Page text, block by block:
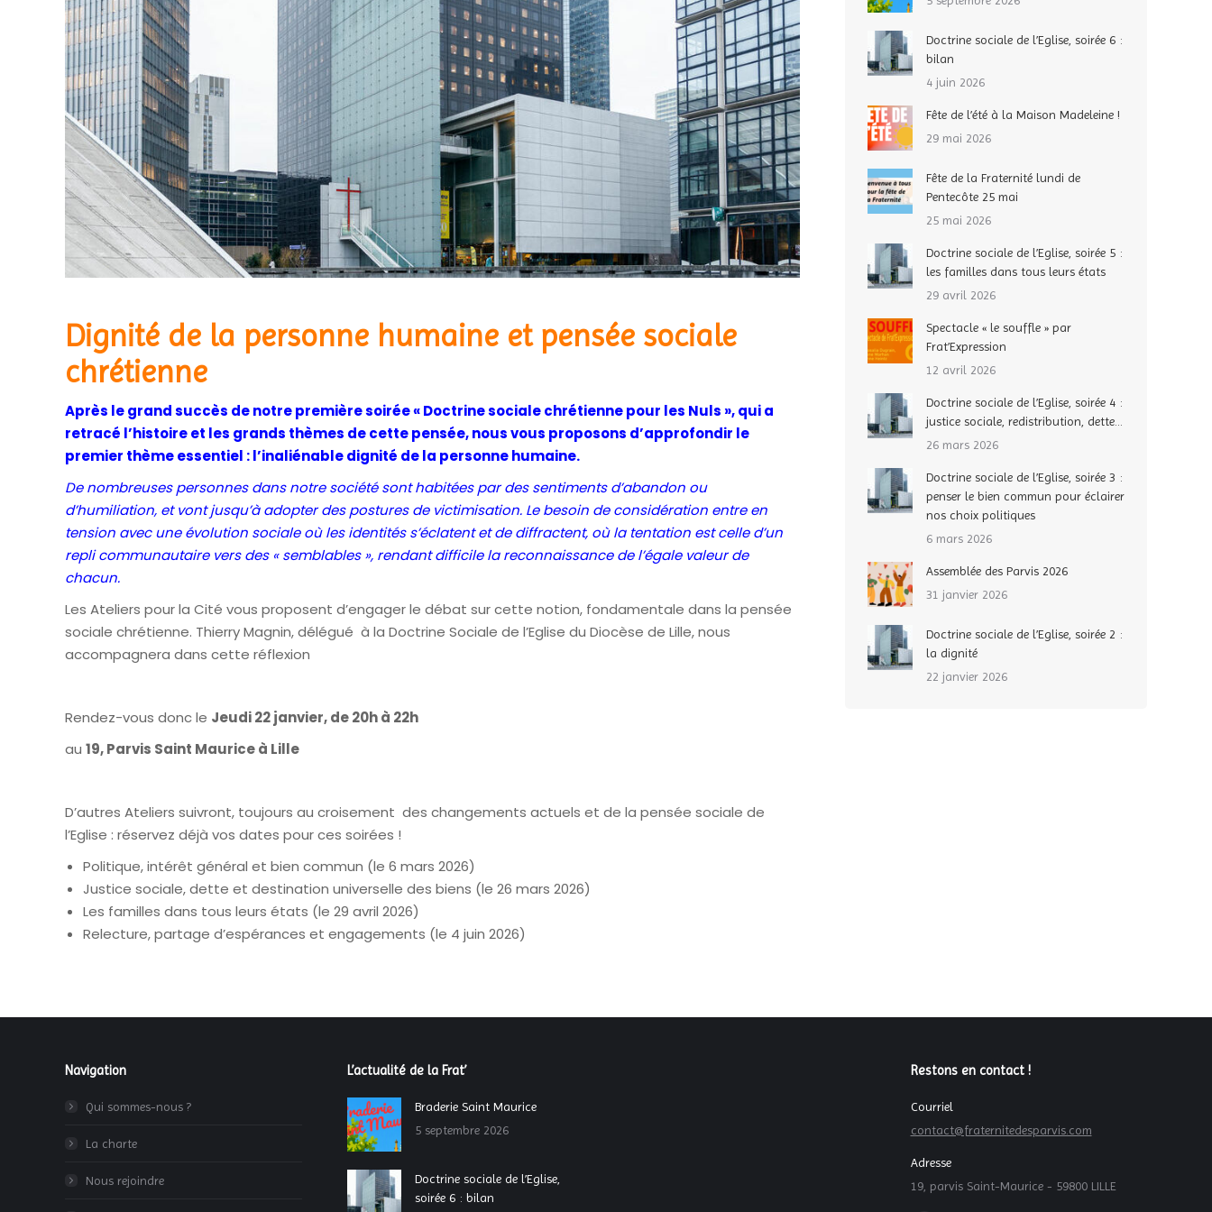
Dignité de la personne humaine et pensée sociale
chrétienne
Après le grand succès de notre première soirée « Doctrine sociale chrétienne pour les Nuls », qui a
retracé l’histoire et les grands thèmes de cette pensée, nous vous proposons d’approfondir le
premier thème essentiel : l’inaliénable dignité de la personne humaine.
De nombreuses personnes dans notre société sont habitées par des sentiments d’abandon ou
d’humiliation, et vont jusqu’à adopter des postures de victimisation. Le besoin de considération entre en
tension avec une évolution sociale où les identités s’éclatent et de diffractent, où la tentation est celle d’un
repli communautaire vers des « semblables », rendant difficile la reconnaissance de l’égale valeur de
chacun.
Les Ateliers pour la Cité vous proposent d’engager le débat sur cette notion, fondamentale dans la pensée
sociale chrétienne. Thierry Magnin, délégué à la Doctrine Sociale de l’Eglise du Diocèse de Lille, nous
accompagnera dans cette réflexion
Rendez-vous donc le Jeudi 22 janvier, de 20h à 22h
au 19, Parvis Saint Maurice à Lille
D’autres Ateliers suivront, toujours au croisement des changements actuels et de la pensée sociale de
l’Eglise : réservez déjà vos dates pour ces soirées !
Politique, intérêt général et bien commun (le 6 mars 2026)
Justice sociale, dette et destination universelle des biens (le 26 mars 2026)
Les familles dans tous leurs états (le 29 avril 2026)
Relecture, partage d’espérances et engagements (le 4 juin 2026)
Doctrine sociale de l’Eglise, soirée 6 :
bilan
4 juin 2026
Fête de l’été à la Maison Madeleine !
29 mai 2026
Fête de la Fraternité lundi de
Pentecôte 25 mai
25 mai 2026
Doctrine sociale de l’Eglise, soirée 5 :
les familles dans tous leurs états
29 avril 2026
Spectacle « le souffle » par
Frat’Expression
12 avril 2026
Doctrine sociale de l’Eglise, soirée 4 :
justice sociale, redistribution, dette…
26 mars 2026
Doctrine sociale de l’Eglise, soirée 3 :
penser le bien commun pour éclairer
nos choix politiques
6 mars 2026
Assemblée des Parvis 2026
31 janvier 2026
Doctrine sociale de l’Eglise, soirée 2 :
la dignité
22 janvier 2026
Navigation
Qui sommes-nous ?
La charte
Nous rejoindre
L’actualité de la Frat’
Braderie Saint Maurice
5 septembre 2026
Doctrine sociale de l’Eglise,
soirée 6 : bilan
Restons en contact !
Courriel
contact@fraternitedesparvis.com
Adresse
19, parvis Saint-Maurice - 59800 LILLE